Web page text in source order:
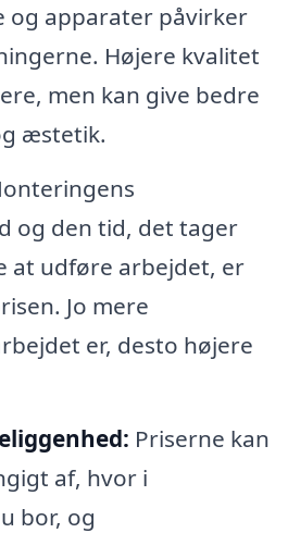
og apparater påvirker
Højere kvalitet
men kan give bedre
æstetik.
og den tid, det tager
at udføre arbejdet, er
Jo mere
er, desto højere
Priserne kan
af, hvor i
bor, og